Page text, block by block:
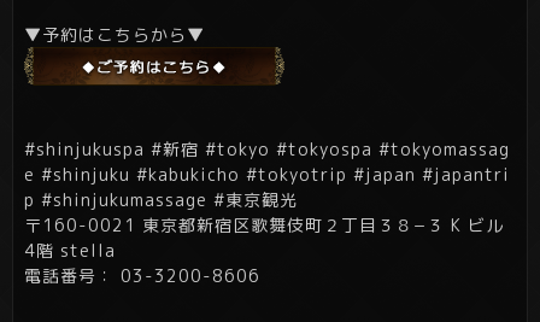
▼予約はこちらから▼
#shinjukuspa #新宿 #tokyo #tokyospa #tokyomassag
e #shinjuku #kabukicho #tokyotrip #japan #japantri
p #shinjukumassage #東京観光
〒160-0021 東京都新宿区歌舞伎町２丁目３８−３ K ビル
4階 stella
電話番号： 03-3200-8606